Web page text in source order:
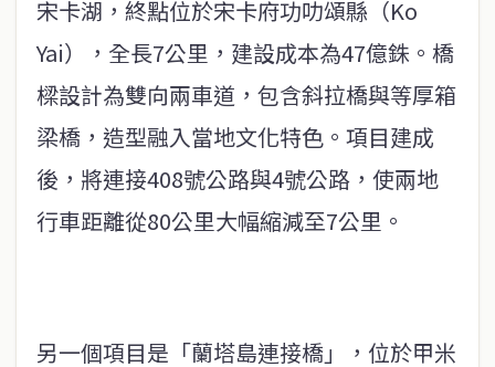
宋卡湖，終點位於宋卡府功叻頌縣（Ko
Yai），全長7公里，建設成本為47億銖。橋
樑設計為雙向兩車道，包含斜拉橋與等厚箱
梁橋，造型融入當地文化特色。項目建成
後，將連接408號公路與4號公路，使兩地
行車距離從80公里大幅縮減至7公里。
另一個項目是「蘭塔島連接橋」，位於甲米